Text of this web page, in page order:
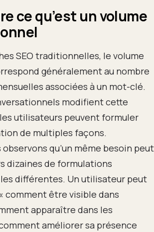
ce qu’est un volume
SEO traditionnelles, le volume
généralement au nombre
associées à un mot-clé.
modifient cette
utilisateurs peuvent formuler
de multiples façons.
qu’un même besoin peut
dizaines de formulations
différentes. Un utilisateur peut
comment être visible dans
apparaître dans les
améliorer sa présence